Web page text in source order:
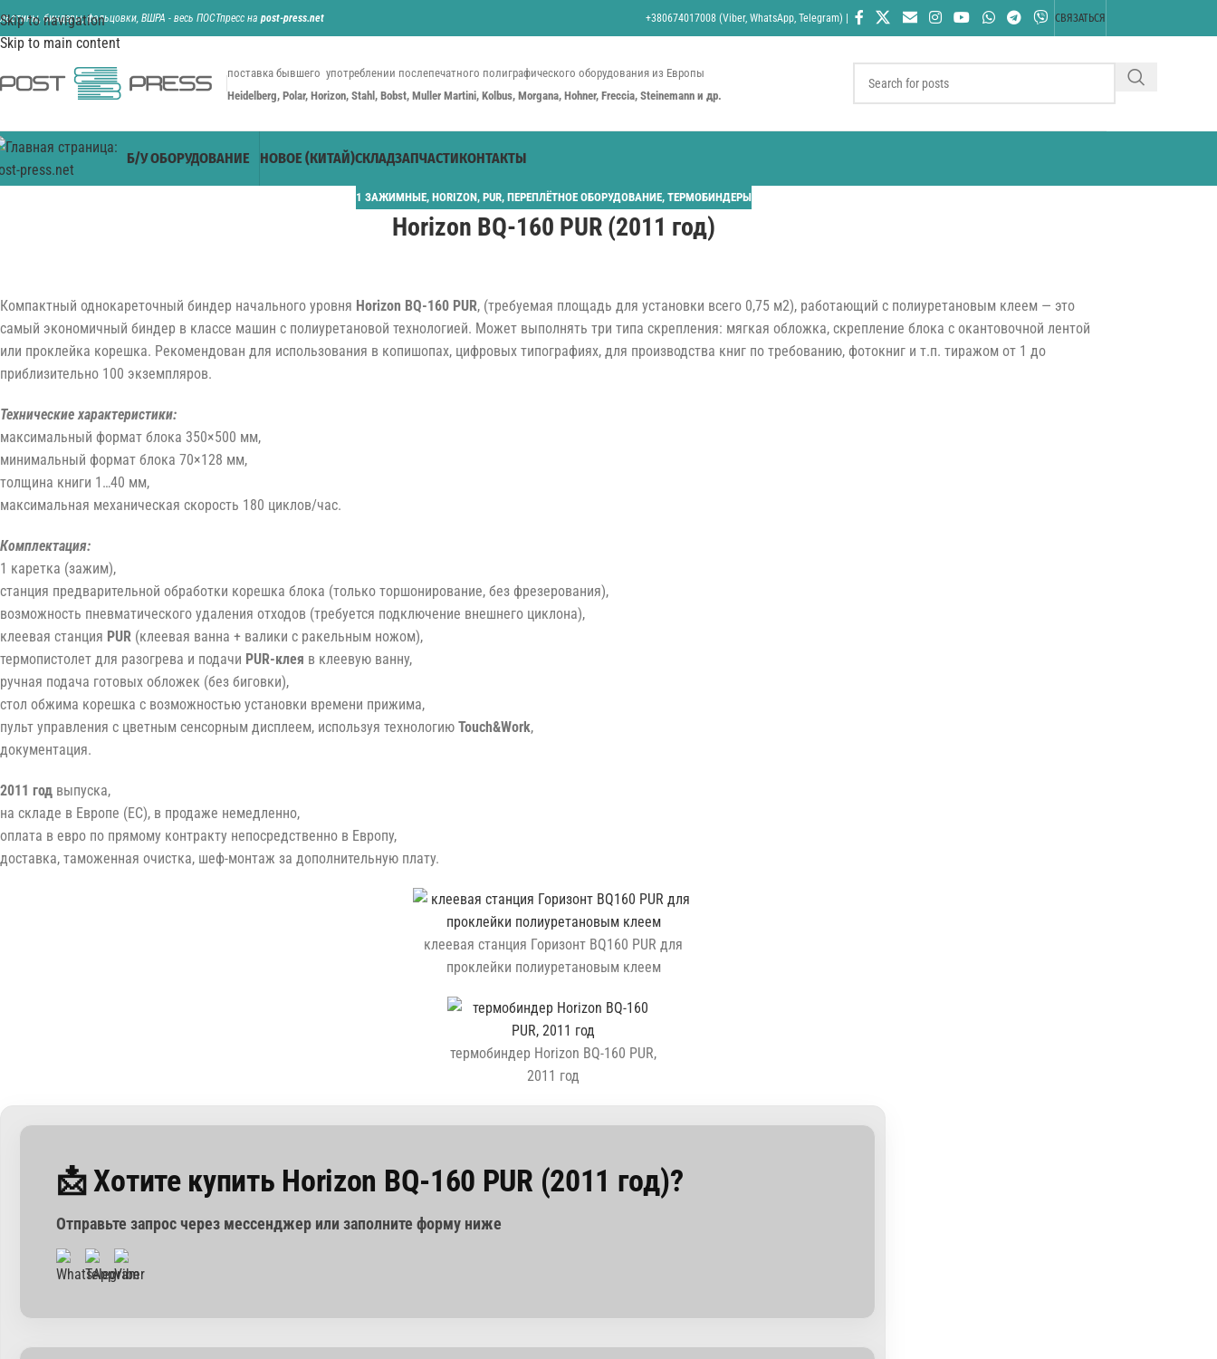
Skip to navigation
Skip to main content
биндеры, фальцовки, ВШРА - весь ПОСТпресс на post-press.net +380674017008 (Viber, WhatsApp, Telegram) | СВЯЗАТЬСЯ
поставка бывшего употреблении послепечатного полиграфического оборудования из Европы
Heidelberg, Polar, Horizon, Stahl, Bobst, Muller Martini, Kolbus, Morgana, Hohner, Freccia, Steinemann и др.
Б/У ОБОРУДОВАНИЕ НОВОЕ (КИТАЙ)СКЛАДЗАПЧАСТИКОНТАКТЫ
1 ЗАЖИМНЫЕ, HORIZON, PUR, ПЕРЕПЛЁТНОЕ ОБОРУДОВАНИЕ, ТЕРМОБИНДЕРЫ
Horizon BQ-160 PUR (2011 год)
Компактный однокареточный биндер начального уровня Horizon BQ-160 PUR, (требуемая площадь для установки всего 0,75 м2), работающий с полиуретановым клеем — это
самый экономичный биндер в классе машин с полиуретановой технологией. Может выполнять три типа скрепления: мягкая обложка, скрепление блока с окантовочной лентой
или проклейка корешка. Рекомендован для использования в копишопах, цифровых типографиях, для производства книг по требованию, фотокниг и т.п. тиражом от 1 до
приблизительно 100 экземпляров.
Технические характеристики:
максимальный формат блока 350×500 мм,
минимальный формат блока 70×128 мм,
толщина книги 1…40 мм,
максимальная механическая скорость 180 циклов/час.
Комплектация:
1 каретка (зажим),
станция предварительной обработки корешка блока (только торшонирование, без фрезерования),
возможность пневматического удаления отходов (требуется подключение внешнего циклона),
клеевая станция PUR (клеевая ванна + валики с ракельным ножом),
термопистолет для разогрева и подачи PUR-клея в клеевую ванну,
ручная подача готовых обложек (без биговки),
стол обжима корешка с возможностью установки времени прижима,
пульт управления с цветным сенсорным дисплеем, используя технологию Touch&Work,
документация.
2011 год выпуска,
на складе в Европе (ЕС), в продаже немедленно,
оплата в евро по прямому контракту непосредственно в Европу,
доставка, таможенная очистка, шеф-монтаж за дополнительную плату.
клеевая станция Горизонт BQ160 PUR для
проклейки полиуретановым клеем
термобиндер Horizon BQ-160 PUR,
2011 год
📩 Хотите купить Horizon BQ-160 PUR (2011 год)?
Отправьте запрос через мессенджер или заполните форму ниже